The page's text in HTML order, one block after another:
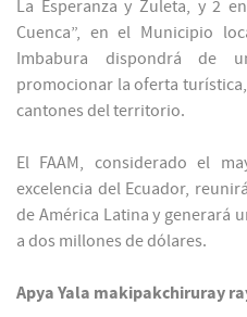
La Esperanza y Zuleta, y 2
Cuenca”, en el Municipio
Imbabura dispondrá de
promocionar la oferta
cantones del territorio.
El FAAM, considerado el
excelencia del Ecuador,
de América Latina y generará
a dos millones de dólares.
Apya Yala makipakchiruray